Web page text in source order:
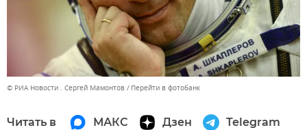
© РИА Новости . Сергей Мамонтов Перейти в фотобанк
Читать в МАКС Дзен Telegram